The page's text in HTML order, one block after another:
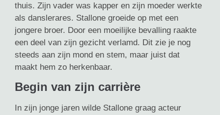
thuis. Zijn vader was kapper en zijn moeder werkte
als danslerares. Stallone groeide op met een
jongere broer. Door een moeilijke bevalling raakte
een deel van zijn gezicht verlamd. Dit zie je nog
steeds aan zijn mond en stem, maar juist dat
maakt hem zo herkenbaar.
Begin van zijn carrière
In zijn jonge jaren wilde Stallone graag acteur